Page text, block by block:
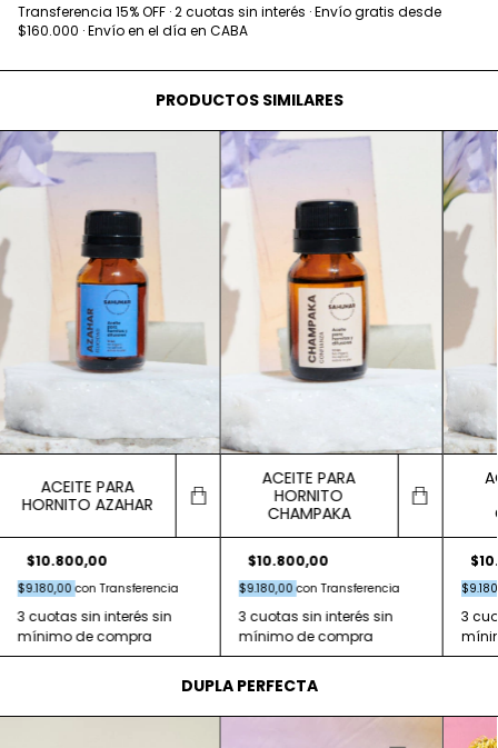
Transferencia 15% OFF · 2 cuotas sin interés · Envío gratis desde
$160.000 · Envío en el día en CABA
PRODUCTOS SIMILARES
ACEITE PARA
HORNITO AZAHAR
$10.800,00
$9.180,00con Transferencia
ACEITE PARA
HORNITO
CHAMPAKA
$10.800,00
$9.180,00con Transferencia
DUPLA PERFECTA